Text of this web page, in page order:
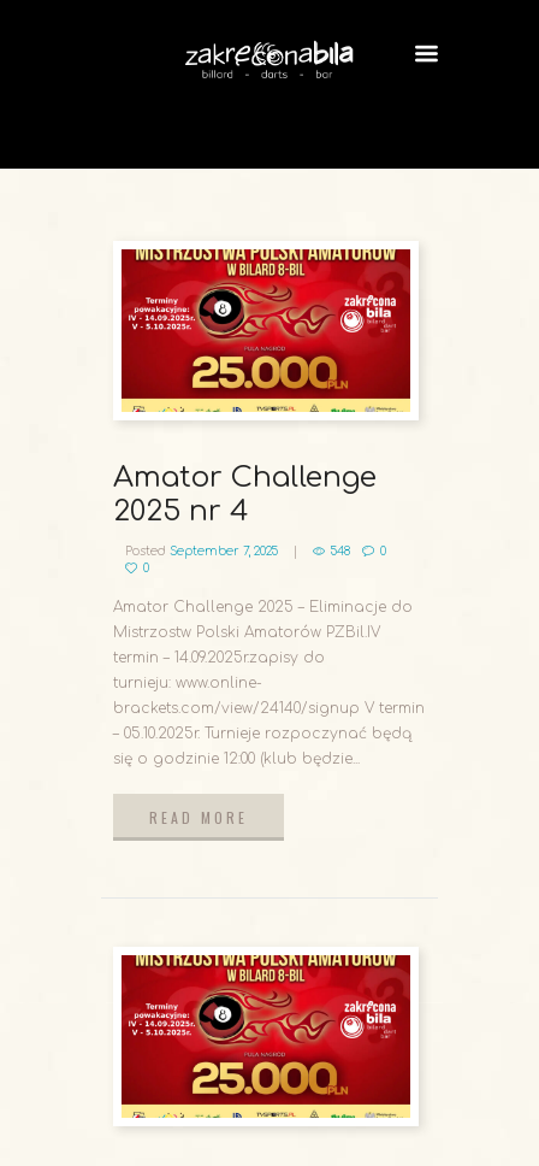
Amator Challenge
2025 nr 4
Posted September 7, 2025 548
0
0
Amator Challenge 2025 – Eliminacje do
Mistrzostw Polski Amatorów PZBil.IV
termin – 14.09.2025r.zapisy do
turnieju: www.online-
brackets.com/view/24140/signup V termin
– 05.10.2025r. Turnieje rozpoczynać będą
się o godzinie 12:00 (klub będzie...
READ MORE